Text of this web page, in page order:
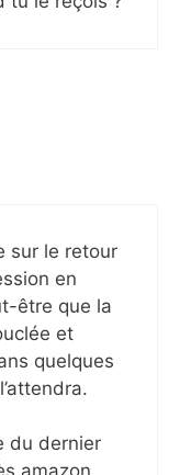
sur le retour
en
être que la
et
quelques
du dernier